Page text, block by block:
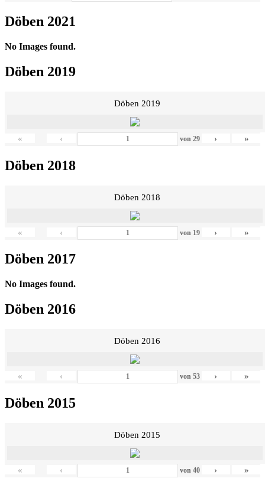
Döben 2021
No Images found.
Döben 2019
Döben 2019
« ‹ von 29 › »
Döben 2018
Döben 2018
« ‹ von 19 › »
Döben 2017
No Images found.
Döben 2016
Döben 2016
« ‹ von 53 › »
Döben 2015
Döben 2015
« ‹ von 40 › »